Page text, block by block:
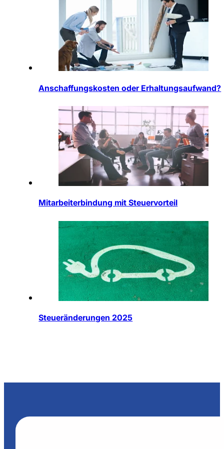
Anschaffungskosten oder Erhaltungsaufwand?
Mitarbeiterbindung mit Steuervorteil
Steueränderungen 2025